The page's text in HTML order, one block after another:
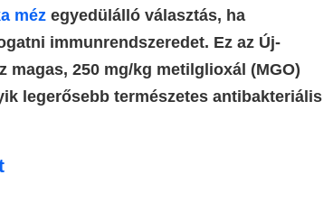
méz egyedülálló választás, ha
immunrendszeredet. Ez az Új-
magas, 250 mg/kg metilglioxál (MGO)
legerősebb természetes antibakteriális